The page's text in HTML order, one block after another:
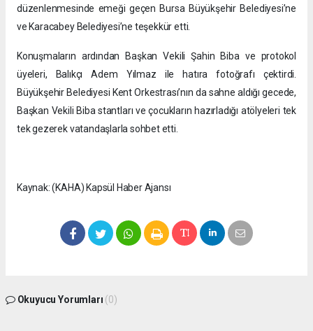
düzenlenmesinde emeği geçen Bursa Büyükşehir Belediyesi’ne
ve Karacabey Belediyesi’ne teşekkür etti.
Konuşmaların ardından Başkan Vekili Şahin Biba ve protokol
üyeleri, Balıkçı Adem Yılmaz ile hatıra fotoğrafı çektirdi.
Büyükşehir Belediyesi Kent Orkestrası’nın da sahne aldığı gecede,
Başkan Vekili Biba stantları ve çocukların hazırladığı atölyeleri tek
tek gezerek vatandaşlarla sohbet etti.
Kaynak: (KAHA) Kapsül Haber Ajansı
Okuyucu Yorumları (0)